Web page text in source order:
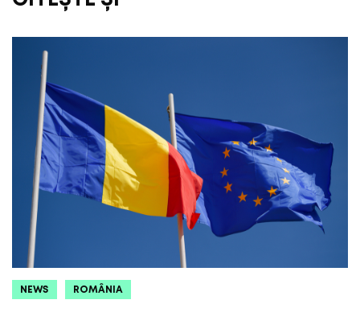
NEWS ROMÂNIA